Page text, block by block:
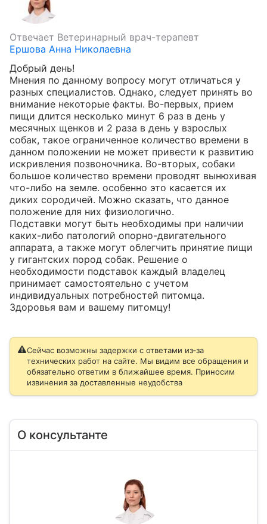
Отвечает Ветеринарный врач-терапевт
Ершова Анна Николаевна
Добрый день!
Мнения по данному вопросу могут отличаться у
разных специалистов. Однако, следует принять во
внимание некоторые факты. Во-первых, прием
пищи длится несколько минут 6 раз в день у
месячных щенков и 2 раза в день у взрослых
собак, такое ограниченное количество времени в
данном положении не может привести к развитию
искривления позвоночника. Во-вторых, собаки
большое количество времени проводят вынюхивая
что-либо на земле. особенно это касается их
диких сородичей. Можно сказать, что данное
положение для них физиологично.
Подставки могут быть необходимы при наличии
каких-либо патологий опорно-двигательного
аппарата, а также могут облегчить принятие пищи
у гигантских пород собак. Решение о
необходимости подставок каждый владелец
принимает самостоятельно с учетом
индивидуальных потребностей питомца.
Здоровья вам и вашему питомцу!
Сейчас возможны задержки с ответами из‑за
технических работ на сайте. Мы видим все обращения и
обязательно ответим в ближайшее время. Приносим
извинения за доставленные неудобства
О консультанте